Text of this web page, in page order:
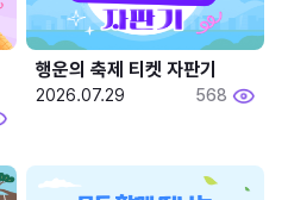
행운의 축제 티켓 자판기
2026.07.29 568